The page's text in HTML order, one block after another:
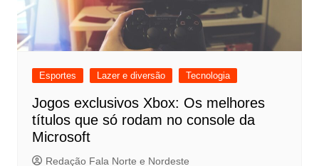
Esportes Lazer e diversão Tecnologia
Jogos exclusivos Xbox: Os melhores
títulos que só rodam no console da
Microsoft
Redação Fala Norte e Nordeste